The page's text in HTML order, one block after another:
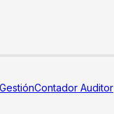
Contador Auditor